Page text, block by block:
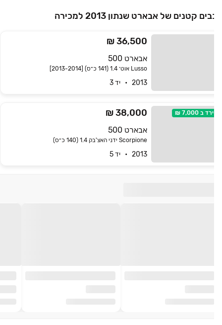
קטנים של אבארט שנתון 2013 למכירה
אבארט 500
Lusso אוט׳ 1.4 (141 כ״ס) [2013-2014]
2013   •   יד 3
36,500 ₪
ירד ב 7,000 ₪
אבארט 500
Scorpione ידני האצ'בק 1.4 (140 כ״ס)
2013   •   יד 5
38,000 ₪